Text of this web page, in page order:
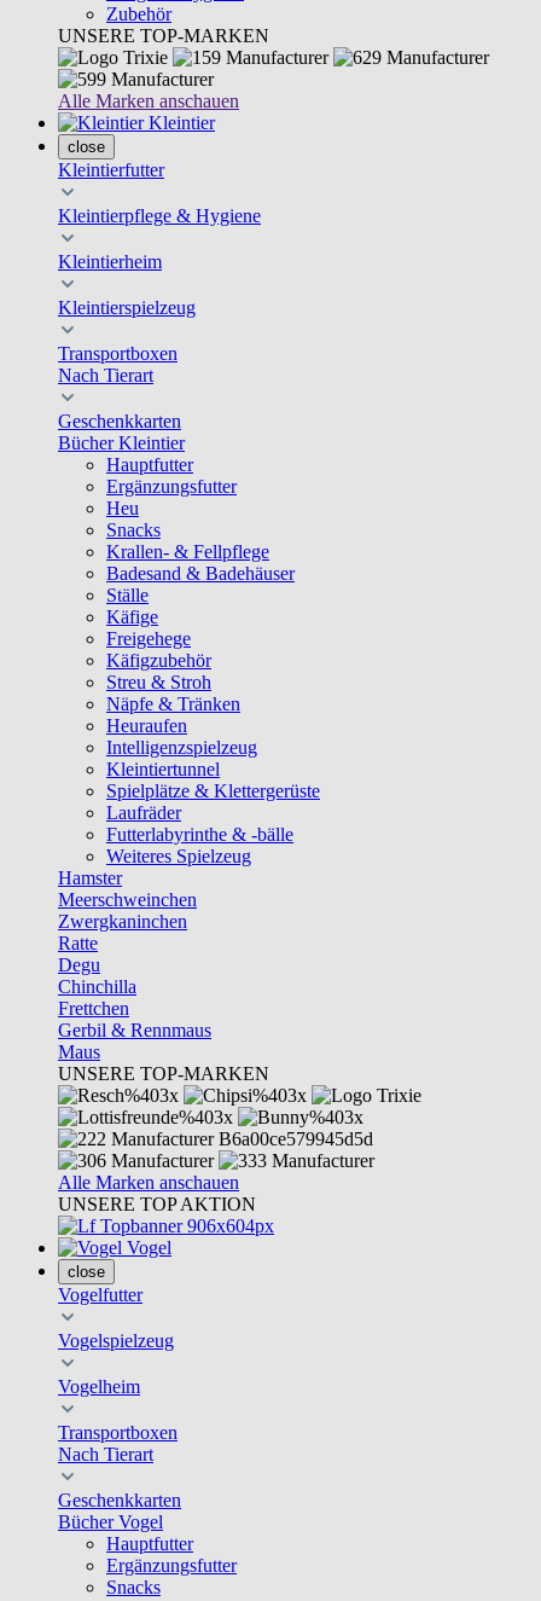
Zubehör
UNSERE TOP-MARKEN
Alle Marken anschauen
Kleintier
close
Kleintierfutter
Kleintierpflege & Hygiene
Kleintierheim
Kleintierspielzeug
Transportboxen
Nach Tierart
Geschenkkarten
Bücher Kleintier
Hauptfutter
Ergänzungsfutter
Heu
Snacks
Krallen- & Fellpflege
Badesand & Badehäuser
Ställe
Käfige
Freigehege
Käfigzubehör
Streu & Stroh
Näpfe & Tränken
Heuraufen
Intelligenzspielzeug
Kleintiertunnel
Spielplätze & Klettergerüste
Laufräder
Futterlabyrinthe & -bälle
Weiteres Spielzeug
Hamster
Meerschweinchen
Zwergkaninchen
Ratte
Degu
Chinchilla
Frettchen
Gerbil & Rennmaus
Maus
UNSERE TOP-MARKEN
Alle Marken anschauen
UNSERE TOP AKTION
Vogel
close
Vogelfutter
Vogelspielzeug
Vogelheim
Transportboxen
Nach Tierart
Geschenkkarten
Bücher Vogel
Hauptfutter
Ergänzungsfutter
Snacks